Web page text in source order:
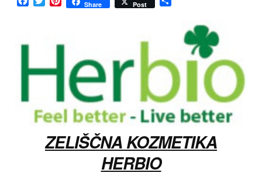
Share Post
ZELIŠČNA KOZMETIKA
HERBIO